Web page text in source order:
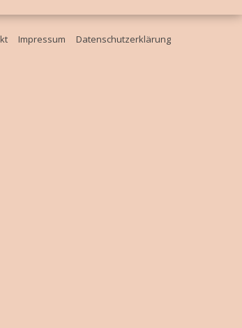
Impressum Datenschutzerklärung